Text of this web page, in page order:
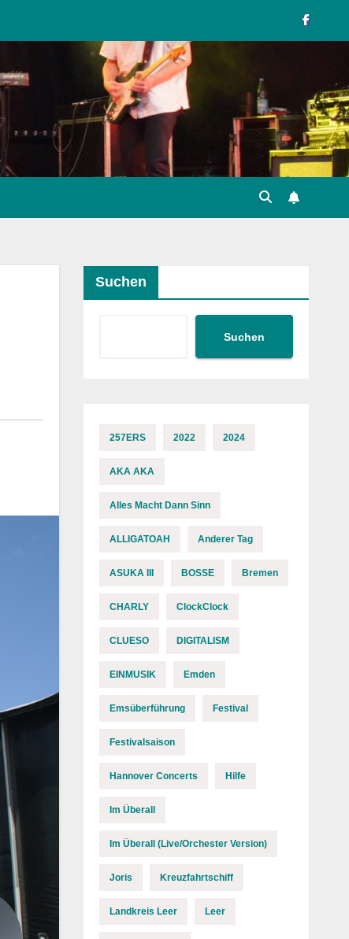
Suchen
Suchen
257ERS 2022 2024
AKA AKA
Alles Macht Dann Sinn
ALLIGATOAH Anderer Tag
ASUKA III BOSSE Bremen
CHARLY ClockClock
CLUESO DIGITALISM
EINMUSIK Emden
Emsüberführung Festival
Festivalsaison
Hannover Concerts Hilfe
Im Überall
Im Überall (Live/Orchester Version)
Joris Kreuzfahrtschiff
Landkreis Leer Leer